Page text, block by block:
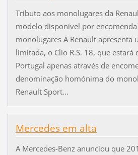
Tributo aos monolugares da
modelo disponível por
monolugares A Renault apresenta
limitada, o Clio R.S. 18, que estará
Portugal apenas através de
denominação homónima do
Renault Sport...
Mercedes em alta
A Mercedes-Benz anunciou que